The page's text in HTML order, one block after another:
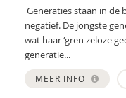
Daan Andriessen
Koen Arts
Generaties staan in de
negatief. De jongste
wat haar ‘gren­ zeloze
generatie...
MEER INFO